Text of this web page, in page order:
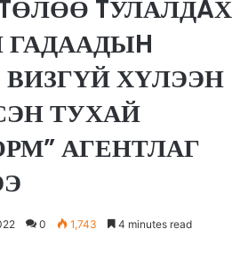
TУЛАЛДAХ
ВИЗГҮЙ ХҮЛЭЭН
ТУХАЙ
АГЕНТЛАГ
0 1,743 4 minutes read